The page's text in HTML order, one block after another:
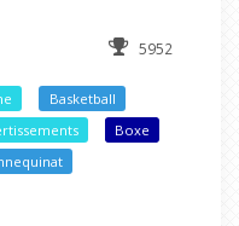
5952
Basketball
Boxe